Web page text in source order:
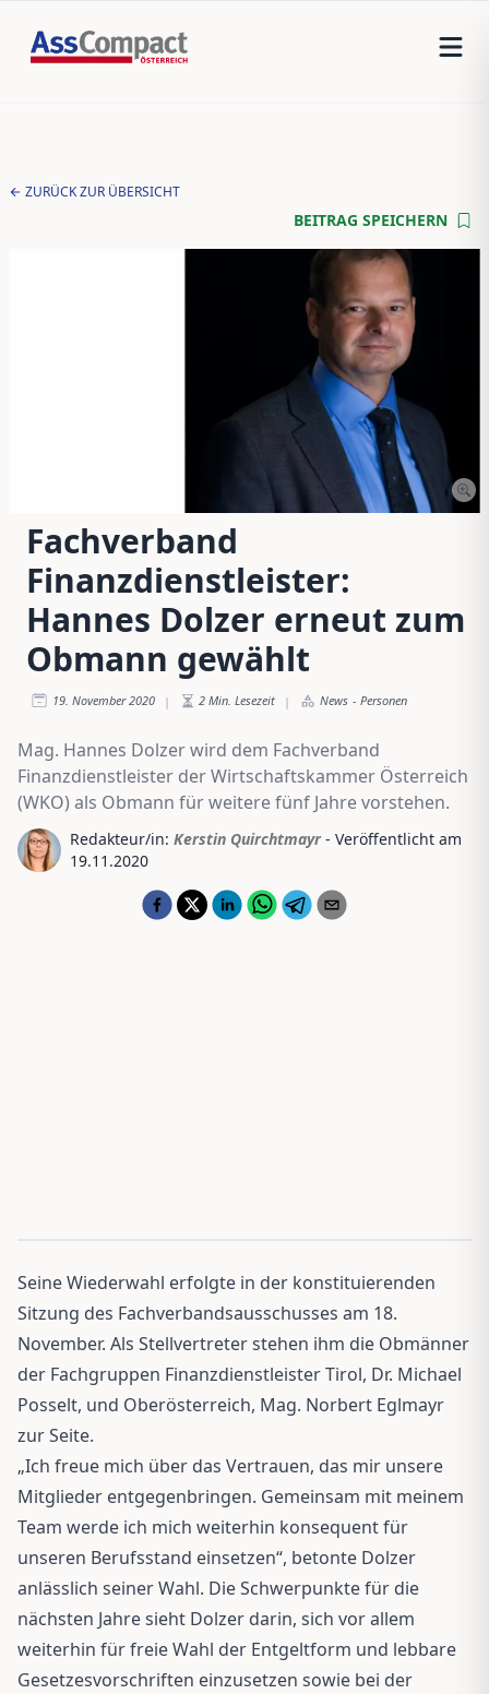
ZURÜCK ZUR ÜBERSICHT
BEITRAG SPEICHERN
Fachverband
Finanzdienstleister:
Hannes Dolzer erneut zum
Obmann gewählt
19. November 2020 | 2 Min. Lesezeit | News - Personen
Mag. Hannes Dolzer wird dem Fachverband
Finanzdienstleister der Wirtschaftskammer Österreich
(WKO) als Obmann für weitere fünf Jahre vorstehen.
Redakteur/in: Kerstin Quirchtmayr - Veröffentlicht am
19.11.2020
Seine Wiederwahl erfolgte in der konstituierenden
Sitzung des Fachverbandsausschusses am 18.
November. Als Stellvertreter stehen ihm die Obmänner
der Fachgruppen Finanzdienstleister Tirol, Dr. Michael
Posselt, und Oberösterreich, Mag. Norbert Eglmayr
zur Seite.
„Ich freue mich über das Vertrauen, das mir unsere
Mitglieder entgegenbringen. Gemeinsam mit meinem
Team werde ich mich weiterhin konsequent für
unseren Berufsstand einsetzen“, betonte Dolzer
anlässlich seiner Wahl. Die Schwerpunkte für die
nächsten Jahre sieht Dolzer darin, sich vor allem
weiterhin für freie Wahl der Entgeltform und lebbare
Gesetzesvorschriften einzusetzen sowie bei der